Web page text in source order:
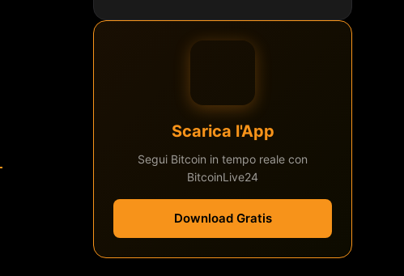
Scarica l'App
Segui Bitcoin in tempo reale con
BitcoinLive24
Download Gratis